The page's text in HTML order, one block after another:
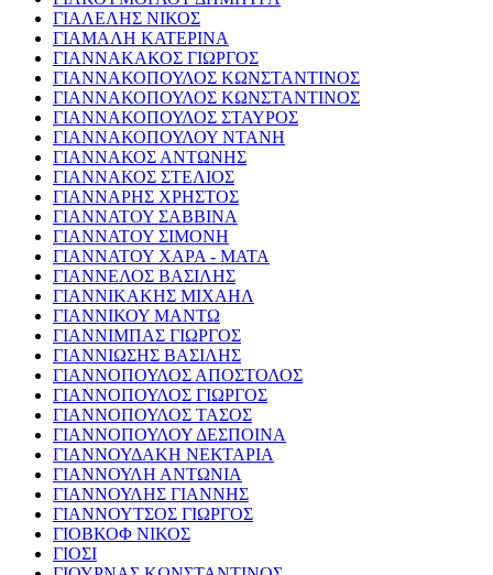
ΓΙΑΛΕΛΗΣ ΝΙΚΟΣ
ΓΙΑΜΑΛΗ ΚΑΤΕΡΙΝΑ
ΓΙΑΝΝΑΚΑΚΟΣ ΓΙΩΡΓΟΣ
ΓΙΑΝΝΑΚΟΠΟΥΛΟΣ ΚΩΝΣΤΑΝΤΙΝΟΣ
ΓΙΑΝΝΑΚΟΠΟΥΛΟΣ ΚΩΝΣΤΑΝΤΙΝΟΣ
ΓΙΑΝΝΑΚΟΠΟΥΛΟΣ ΣΤΑΥΡΟΣ
ΓΙΑΝΝΑΚΟΠΟΥΛΟΥ ΝΤΑΝΗ
ΓΙΑΝΝΑΚΟΣ ΑΝΤΩΝΗΣ
ΓΙΑΝΝΑΚΟΣ ΣΤΕΛΙΟΣ
ΓΙΑΝΝΑΡΗΣ ΧΡΗΣΤΟΣ
ΓΙΑΝΝΑΤΟΥ ΣΑΒΒΙΝΑ
ΓΙΑΝΝΑΤΟΥ ΣΙΜΟΝΗ
ΓΙΑΝΝΑΤΟΥ ΧΑΡΑ - ΜΑΤΑ
ΓΙΑΝΝΕΛΟΣ ΒΑΣΙΛΗΣ
ΓΙΑΝΝΙΚΑΚΗΣ ΜΙΧΑΗΛ
ΓΙΑΝΝΙΚΟΥ ΜΑΝΤΩ
ΓΙΑΝΝΙΜΠΑΣ ΓΙΩΡΓΟΣ
ΓΙΑΝΝΙΩΣΗΣ ΒΑΣΙΛΗΣ
ΓΙΑΝΝΟΠΟΥΛΟΣ ΑΠΟΣΤΟΛΟΣ
ΓΙΑΝΝΟΠΟΥΛΟΣ ΓΙΩΡΓΟΣ
ΓΙΑΝΝΟΠΟΥΛΟΣ ΤΑΣΟΣ
ΓΙΑΝΝΟΠΟΥΛΟΥ ΔΕΣΠΟΙΝΑ
ΓΙΑΝΝΟΥΔΑΚΗ ΝΕΚΤΑΡΙΑ
ΓΙΑΝΝΟΥΛΗ ΑΝΤΩΝΙΑ
ΓΙΑΝΝΟΥΛΗΣ ΓΙΑΝΝΗΣ
ΓΙΑΝΝΟΥΤΣΟΣ ΓΙΩΡΓΟΣ
ΓΙΟΒΚΟΦ ΝΙΚΟΣ
ΓΙΟΣΙ